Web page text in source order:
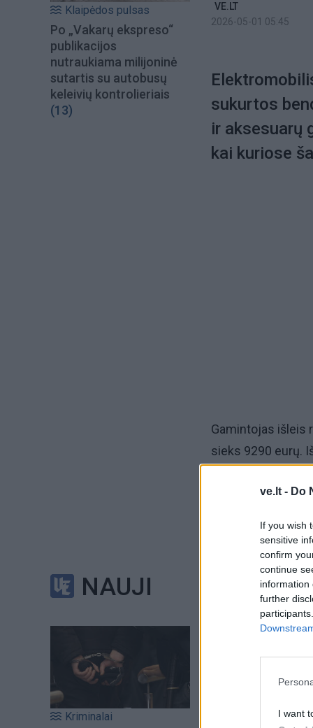
ve.lt - Do
If you wish
sensitive
confirm
continue
information
further
I want
Klaipėdos pulsas
Po „Vakarų ekspreso“
publikacijos
nutraukiama milijoninė
sutartis su autobusų
keleivių kontrolieriais
(13)
NAUJI
Kriminalai
VE.LT
2026-05-01 05:45
sukurtos
ir aksesuarų
kai kuriose
Gamintojas išleis
sieks 9290 eurų.